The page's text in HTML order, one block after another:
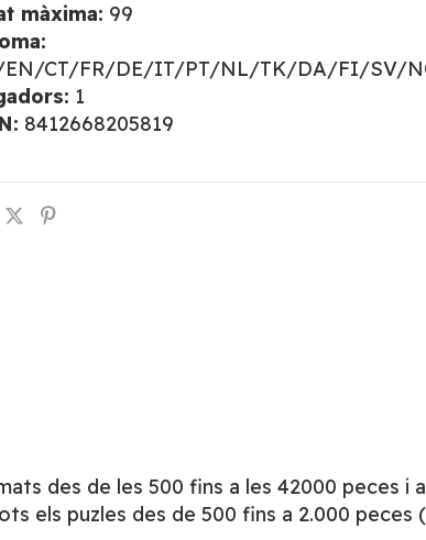
màxima: 99
EN/CT/FR/DE/IT/PT/NL/TK/DA/FI/SV/
1
8412668205819
des de les 500 fins a les 42000 peces i
els puzles des de 500 fins a 2.000 peces